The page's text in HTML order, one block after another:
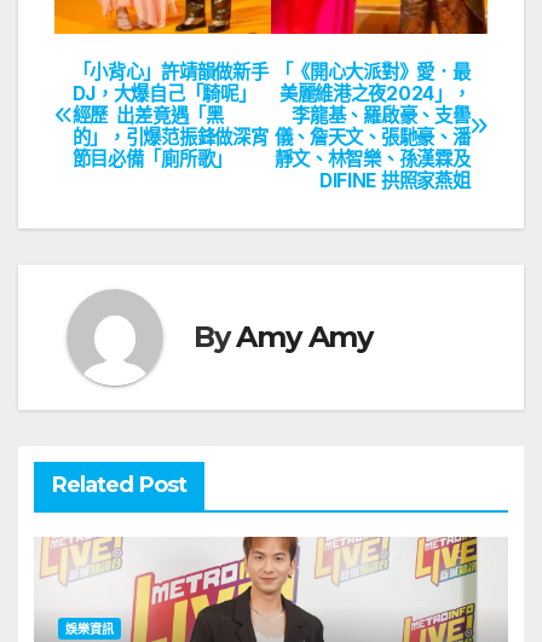
文
章
導
覽
「《開心大派對》愛．最
美麗維港之夜2024」，
李龍基、羅啟豪、支嚳
儀、詹天文、張馳豪、潘
靜文、林智樂、孫漢霖及
DIFINE 拱照家燕姐
「小背心」許靖韻做新手
DJ，大爆自己「騎呢」
經歷 出差竟遇「黑
的」，引爆范振鋒做深宵
節目必備「廁所歌」
ByAmy Amy
Related Post
娛樂資訊